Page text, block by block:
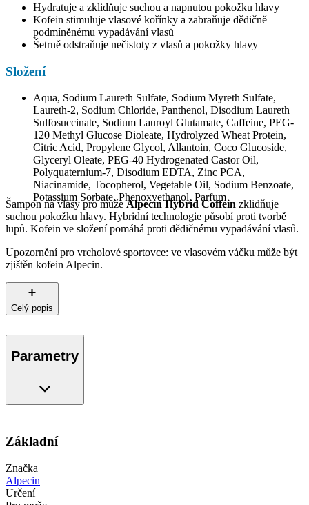
Hydratuje a zklidňuje suchou a napnutou pokožku hlavy
Kofein stimuluje vlasové kořínky a zabraňuje dědičně
podmíněnému vypadávání vlasů
Šetrně odstraňuje nečistoty z vlasů a pokožky hlavy
Složení
Aqua, Sodium Laureth Sulfate, Sodium Myreth Sulfate,
Laureth-2, Sodium Chloride, Panthenol, Disodium Laureth
Sulfosuccinate, Sodium Lauroyl Glutamate, Caffeine, PEG-
120 Methyl Glucose Dioleate, Hydrolyzed Wheat Protein,
Citric Acid, Propylene Glycol, Allantoin, Coco Glucoside,
Glyceryl Oleate, PEG-40 Hydrogenated Castor Oil,
Polyquaternium-7, Disodium EDTA, Zinc PCA,
Niacinamide, Tocopherol, Vegetable Oil, Sodium Benzoate,
Potassium Sorbate, Phenoxyethanol, Parfum
Šampon na vlasy pro mužeAlpecin Hybrid Coffein zklidňuje
suchou pokožku hlavy. Hybridní technologie působí proti tvorbě
lupů. Kofein ve složení pomáhá proti dědičnému vypadávání vlasů.
Upozornění pro vrcholové sportovce: ve vlasovém váčku může být
zjištěn kofein Alpecin.
Celý popis
Parametry
Základní
Značka
Alpecin
Určení